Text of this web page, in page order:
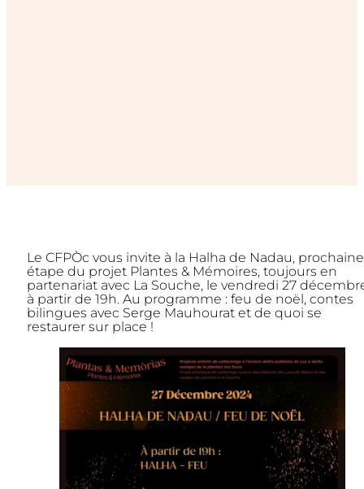
Le CFPÒc vous invite à la Halha de Nadau, prochaine
étape du projet Plantes & Mémoires, toujours en
partenariat avec La Souche, le vendredi 27
à partir de 19h. Au programme : feu de noël, contes
bilingues avec Serge Mauhourat et de quoi se
restaurer sur place !